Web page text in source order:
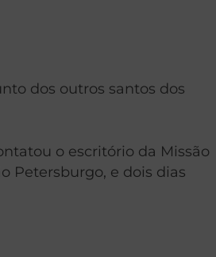
dos outros santos dos
o escritório da Missão
Petersburgo, e dois dias